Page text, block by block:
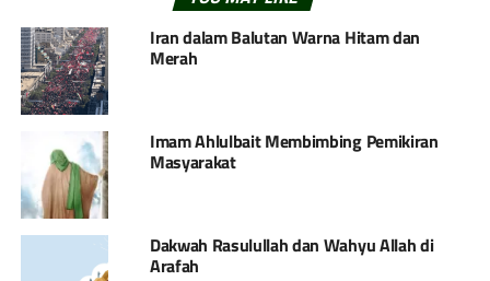
Iran dalam Balutan Warna Hitam dan
Merah
Imam Ahlulbait Membimbing Pemikiran
Masyarakat
Dakwah Rasulullah dan Wahyu Allah di
Arafah